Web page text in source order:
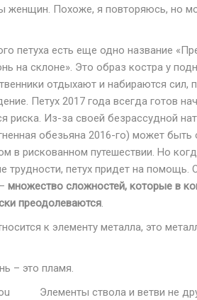
женщин. Похоже, я повторяюсь, но
петуха есть еще одно название
на склоне». Это образ костра у
отдыхают и набираются сил,
Петух 2017 года всегда готов
риска. Из-за своей безрассудной
обезьяна 2016-го) может быть
в рискованном путешествии. Но
трудности, петух придет на помощь.
множество сложностей, которые в
преодолеваются.
к элементу металла, это
– это пламя.
Элементы ствола и ветви не